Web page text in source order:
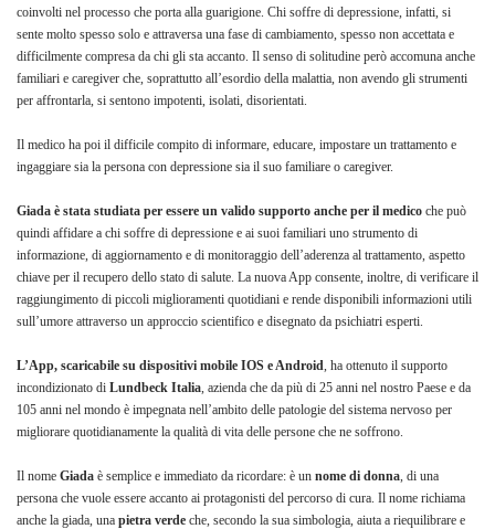
coinvolti nel processo che porta alla guarigione. Chi soffre di depressione, infatti, si
sente molto spesso solo e attraversa una fase di cambiamento, spesso non accettata e
difficilmente compresa da chi gli sta accanto. Il senso di solitudine però accomuna anche
familiari e caregiver che, soprattutto all’esordio della malattia, non avendo gli strumenti
per affrontarla, si sentono impotenti, isolati, disorientati.
Il medico ha poi il difficile compito di informare, educare, impostare un trattamento e
ingaggiare sia la persona con depressione sia il suo familiare o caregiver.
Giada è stata studiata per essere un valido supporto anche per il medico che può
quindi affidare a chi soffre di depressione e ai suoi familiari uno strumento di
informazione, di aggiornamento e di monitoraggio dell’aderenza al trattamento, aspetto
chiave per il recupero dello stato di salute. La nuova App consente, inoltre, di verificare il
raggiungimento di piccoli miglioramenti quotidiani e rende disponibili informazioni utili
sull’umore attraverso un approccio scientifico e disegnato da psichiatri esperti.
L’App, scaricabile su dispositivi mobile IOS e Android, ha ottenuto il supporto
incondizionato di Lundbeck Italia, azienda che da più di 25 anni nel nostro Paese e da
105 anni nel mondo è impegnata nell’ambito delle patologie del sistema nervoso per
migliorare quotidianamente la qualità di vita delle persone che ne soffrono.
Il nome Giada è semplice e immediato da ricordare: è un nome di donna, di una
persona che vuole essere accanto ai protagonisti del percorso di cura. Il nome richiama
anche la giada, una pietra verde che, secondo la sua simbologia, aiuta a riequilibrare e